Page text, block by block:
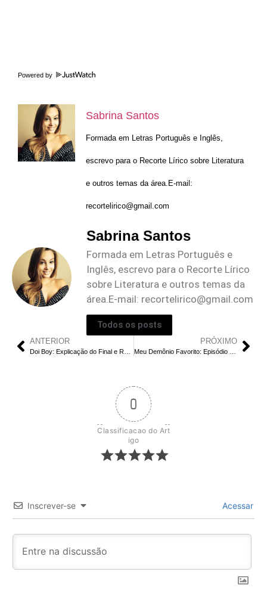
Powered by
Sabrina Santos
Formada em Letras Português e Inglês,
escrevo para o Recorte Lírico sobre Literatura
e outros temas da área.E-mail:
recortelirico@gmail.com
Sabrina Santos
Formada em Letras Português e
Inglês, escrevo para o Recorte Lírico
sobre Literatura e outros temas da
área.E-mail: recortelirico@gmail.com
Todos os posts
ANTERIOR PRÓXIMO
0
Classificacao do Art
igo
Inscrever-se Acessar